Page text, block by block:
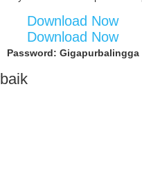
Download Now
Download Now
Password: Gigapurbalingga